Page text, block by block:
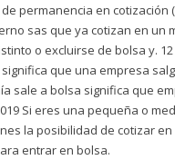
permanencia en cotización
sas que ya cotizan en un
o excluirse de bolsa y. 12
que una empresa
sale a bolsa significa que
Si eres una pequeña o
la posibilidad de cotizar en
entrar en bolsa.